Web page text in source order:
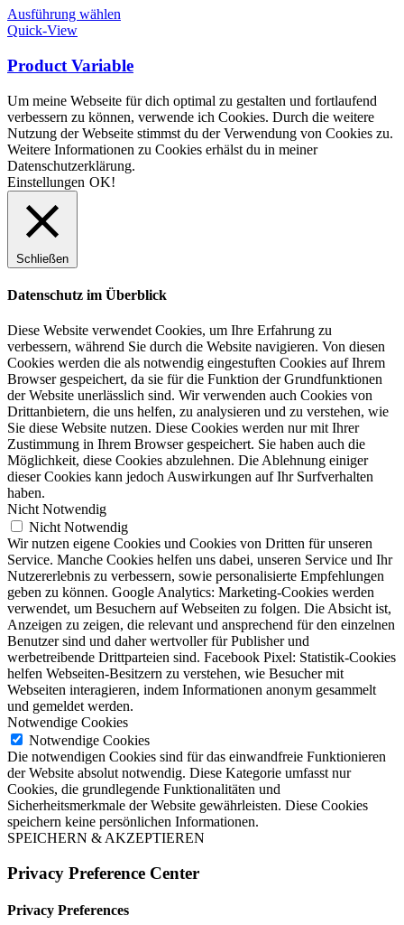
Ausführung wählen
mehrere
Varianten
auf.
Die
Optionen
können
auf
der
Quick-View
Product Variable
Um meine Webseite für dich optimal zu gestalten und fortlaufend
verbessern zu können, verwende ich Cookies. Durch die weitere
Nutzung der Webseite stimmst du der Verwendung von Cookies zu.
Weitere Informationen zu Cookies erhälst du in meiner
Datenschutzerklärung.
Einstellungen OK!
Schließen
Datenschutz im Überblick
Diese Website verwendet Cookies, um Ihre Erfahrung zu
verbessern, während Sie durch die Website navigieren. Von diesen
Cookies werden die als notwendig eingestuften Cookies auf Ihrem
Browser gespeichert, da sie für die Funktion der Grundfunktionen
der Website unerlässlich sind. Wir verwenden auch Cookies von
Drittanbietern, die uns helfen, zu analysieren und zu verstehen, wie
Sie diese Website nutzen. Diese Cookies werden nur mit Ihrer
Zustimmung in Ihrem Browser gespeichert. Sie haben auch die
Möglichkeit, diese Cookies abzulehnen. Die Ablehnung einiger
dieser Cookies kann jedoch Auswirkungen auf Ihr Surfverhalten
haben.
Nicht Notwendig
Nicht Notwendig
Wir nutzen eigene Cookies und Cookies von Dritten für unseren
Service. Manche Cookies helfen uns dabei, unseren Service und Ihr
Nutzererlebnis zu verbessern, sowie personalisierte Empfehlungen
geben zu können. Google Analytics: Marketing-Cookies werden
verwendet, um Besuchern auf Webseiten zu folgen. Die Absicht ist,
Anzeigen zu zeigen, die relevant und ansprechend für den einzelnen
Benutzer sind und daher wertvoller für Publisher und
werbetreibende Drittparteien sind. Facebook Pixel: Statistik-Cookies
helfen Webseiten-Besitzern zu verstehen, wie Besucher mit
Webseiten interagieren, indem Informationen anonym gesammelt
und gemeldet werden.
Notwendige Cookies
Notwendige Cookies
Die notwendigen Cookies sind für das einwandfreie Funktionieren
der Website absolut notwendig. Diese Kategorie umfasst nur
Cookies, die grundlegende Funktionalitäten und
Sicherheitsmerkmale der Website gewährleisten. Diese Cookies
speichern keine persönlichen Informationen.
SPEICHERN & AKZEPTIEREN
Privacy Preference Center
Privacy Preferences